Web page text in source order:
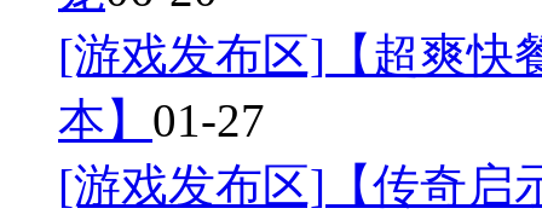
[游戏发布区] 【超爽
本】 01-27
[游戏发布区] 【传奇